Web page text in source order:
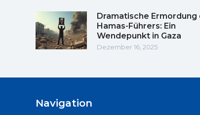
Dramatische Ermordung
Hamas-Führers: Ein
Wendepunkt in Gaza
Dezember 16, 2025
Navigation